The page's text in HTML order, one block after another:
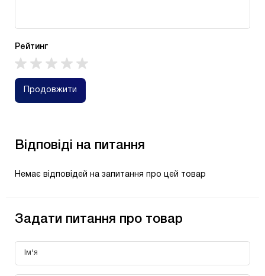
Рейтинг
Продовжити
Відповіді на питання
Немає відповідей на запитання про цей товар
Задати питання про товар